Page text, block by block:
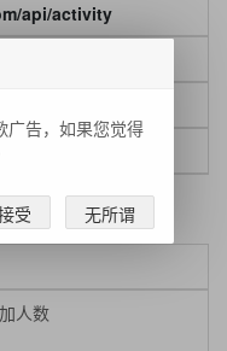
api/activity
api/activity
人数
广告，如果您觉得
受 无所谓